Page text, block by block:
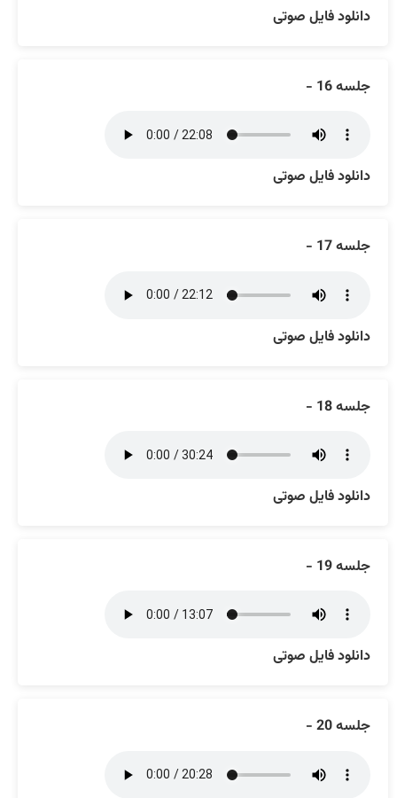
دانلود فایل صوتی
جلسه 16 -
دانلود فایل صوتی
جلسه 17 -
دانلود فایل صوتی
جلسه 18 -
دانلود فایل صوتی
جلسه 19 -
دانلود فایل صوتی
جلسه 20 -